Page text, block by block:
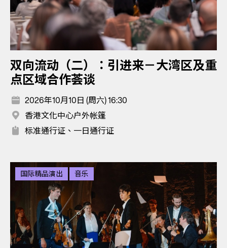
双向流动（二）：引进来－大湾区及重
点区域合作荟谈
2026年10月10日 (周六) 16:30
香港文化中心户外帐篷
标准通行证、一日通行证
国际精品演出 音乐